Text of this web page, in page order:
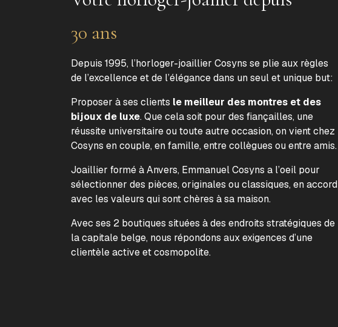
30 ans
Depuis 1995, l’horloger-joaillier Cosyns se plie aux règles
de l’excellence et de l’élégance dans un seul et unique but:
Proposer à ses clients le meilleur des montres et des
bijoux de luxe. Que cela soit pour des fiançailles, une
réussite universitaire ou toute autre occasion, on vient chez
Cosyns en couple, en famille, entre collègues ou entre amis.
Joaillier formé à Anvers, Emmanuel Cosyns a l’oeil pour
sélectionner des pièces, originales ou classiques, en accord
avec les valeurs qui sont chères à sa maison.
Avec ses 2 boutiques situées à des endroits stratégiques de
la capitale belge, nous répondons aux exigences d’une
clientèle active et cosmopolite.